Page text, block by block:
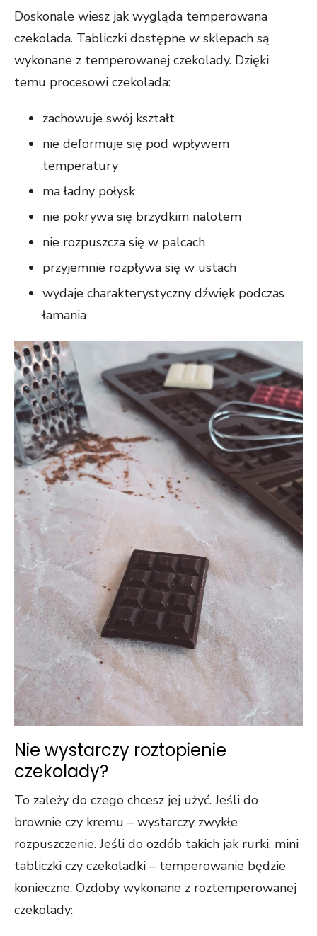
Doskonale wiesz jak wygląda temperowana
czekolada. Tabliczki dostępne w sklepach są
wykonane z temperowanej czekolady. Dzięki
temu procesowi czekolada:
zachowuje swój kształt
nie deformuje się pod wpływem
temperatury
ma ładny połysk
nie pokrywa się brzydkim nalotem
nie rozpuszcza się w palcach
przyjemnie rozpływa się w ustach
wydaje charakterystyczny dźwięk podczas
łamania
Nie wystarczy roztopienie
czekolady?
To zależy do czego chcesz jej użyć. Jeśli do
brownie czy kremu – wystarczy zwykłe
rozpuszczenie. Jeśli do ozdób takich jak rurki, mini
tabliczki czy czekoladki – temperowanie będzie
konieczne. Ozdoby wykonane z roztemperowanej
czekolady: